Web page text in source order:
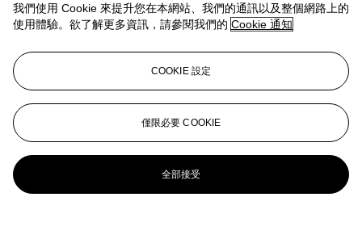
我們使用 Cookie 來提升您在本網站、我們的通訊以及整個網路上的
使用體驗。欲了解更多資訊，請參閱我們的 Cookie 通知
COOKIE 設定
僅限必要 COOKIE
全部接受